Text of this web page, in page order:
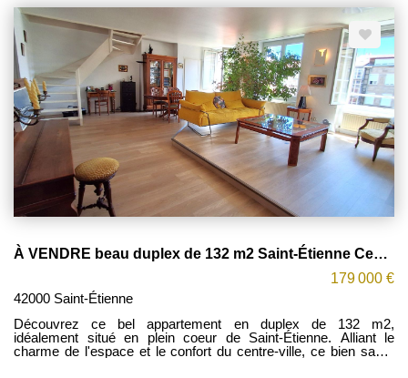
À VENDRE beau duplex de 132 m2 Saint-Étienne Centre-Ville
179 000 €
42000 Saint-Étienne
Découvrez ce bel appartement en duplex de 132 m2,
idéalement situé en plein coeur de Saint-Étienne. Alliant le
charme de l'espace et le confort du centre-ville, ce bien saura